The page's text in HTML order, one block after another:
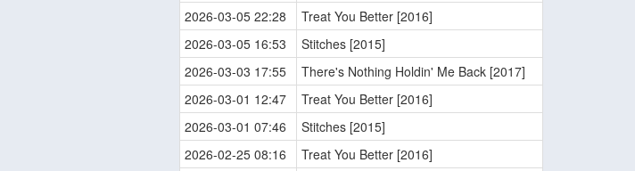
2026-03-05 22:28
Treat You Better [2016]
2026-03-05 16:53
Stitches [2015]
2026-03-03 17:55
There's Nothing Holdin' Me Back [2017]
2026-03-01 12:47
Treat You Better [2016]
2026-03-01 07:46
Stitches [2015]
2026-02-25 08:16
Treat You Better [2016]